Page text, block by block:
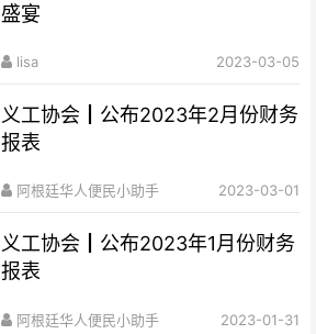
盛宴
lisa 2023-03-05
义工协会┃公布2023年2月份财务
报表
阿根廷华人便民小助手 2023-03-01
义工协会┃公布2023年1月份财务
报表
阿根廷华人便民小助手 2023-01-31